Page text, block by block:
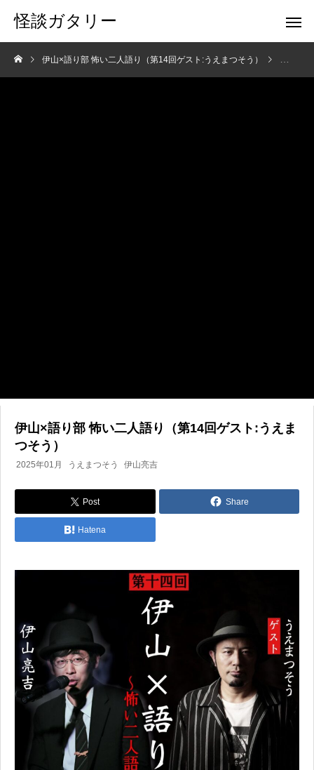
怪談ガタリー
伊山×語り部 怖い二人語り（第14回ゲスト:うえまつそう） 話題の
伊山×語り部 怖い二人語り（第14回ゲスト:うえま
つそう）
2025年01月 うえまつそう 伊山亮吉
Post Share
Hatena